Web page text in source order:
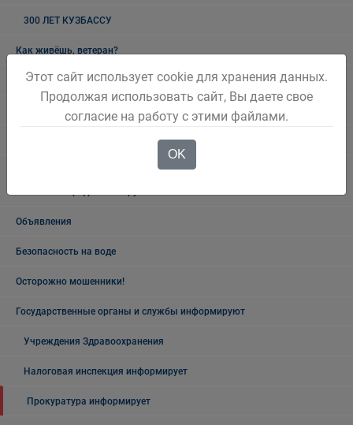
300 ЛЕТ КУЗБАССУ
Как живёшь, ветеран?
Лучшие люди города
Памятники, обелиски, монументы, мемориальные комплексы
Беловского городского округа
Объявления
Безопасность на воде
Осторожно мошенники!
Государственные органы и службы информируют
Учреждения Здравоохранения
Налоговая инспекция информирует
Прокуратура информирует
Этот сайт использует cookie для хранения данных.
Продолжая использовать сайт, Вы даете свое
согласие на работу с этими файлами.
OK